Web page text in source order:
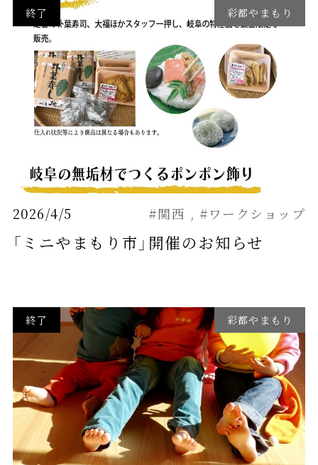
終了 彩都やまもり
2026/4/5 #関西 #ワークショップ
「ミニやまもり市」開催のお知らせ
終了 彩都やまもり